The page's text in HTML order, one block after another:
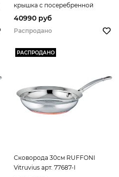
крышка с посеребренной
декорированной ручкой,
Ruffoni
40990 руб
Распродано
РАСПРОДАНО
Сковорода 30см RUFFONI
Vitruvius арт. 77687-I